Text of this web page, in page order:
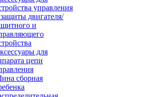
управления
двигателя/
и
для
цепи
сборная